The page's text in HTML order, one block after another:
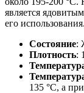
является
его использования.
Состояние:
Плотность:
135 °C, а